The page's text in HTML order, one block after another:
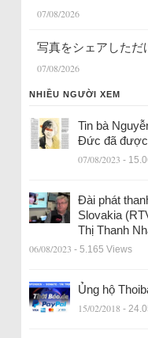
07/08/2026
写真をシェアしただ
07/08/2026
NHIỀU NGƯỜI XEM
Tin bà
Đức đã được
07/08/2023 -
Đài phát
Slovakia
Thị Thanh
06/08/2023 - 5.165 Views
Ủng hộ
15/02/2018 -